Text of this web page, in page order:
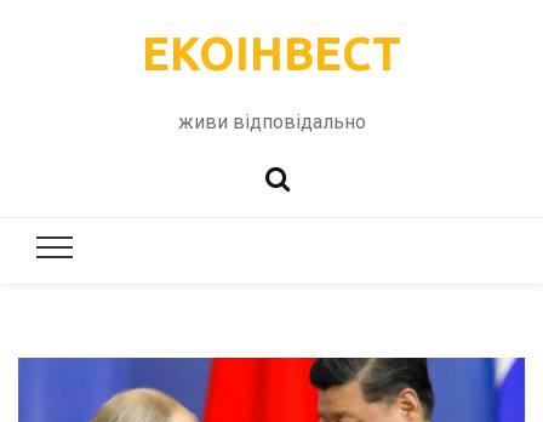
ЕКОІНВЕСТ
живи відповідально